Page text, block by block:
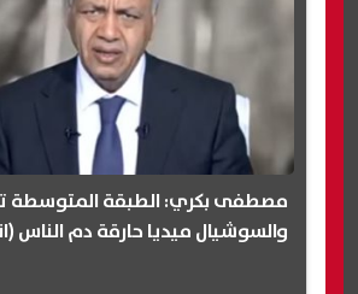
مصطفى بكري: الطبقة المتوسطة
والسوشيال ميديا حارقة دم الناس